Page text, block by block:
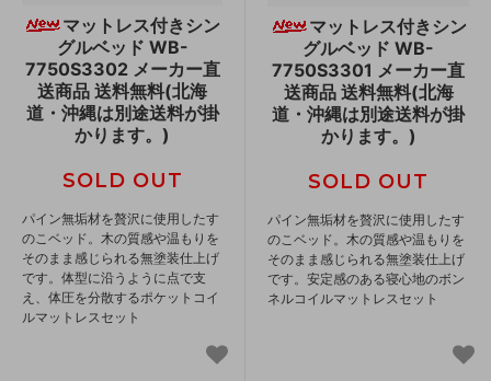
マットレス付きシン
グルベッド WB-
7750S3302 メーカー直
送商品 送料無料(北海
道・沖縄は別途送料が掛
かります。)
SOLD OUT
パイン無垢材を贅沢に使用したす
のこベッド。木の質感や温もりを
そのまま感じられる無塗装仕上げ
です。体型に沿うように点で支
え、体圧を分散するポケットコイ
ルマットレスセット
マットレス付きシン
グルベッド WB-
7750S3301 メーカー直
送商品 送料無料(北海
道・沖縄は別途送料が掛
かります。)
SOLD OUT
パイン無垢材を贅沢に使用したす
のこベッド。木の質感や温もりを
そのまま感じられる無塗装仕上げ
です。安定感のある寝心地のボン
ネルコイルマットレスセット